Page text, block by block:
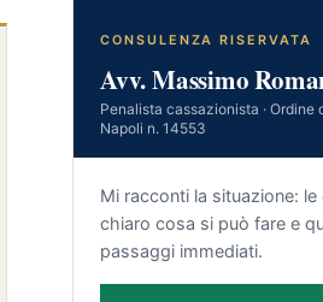
CONSULENZA RISERVATA
Avv. Massimo
Penalista cassazionista · Ordine
Napoli n. 14553
Mi racconti la situazione:
chiaro cosa si può fare e
passaggi immediati.